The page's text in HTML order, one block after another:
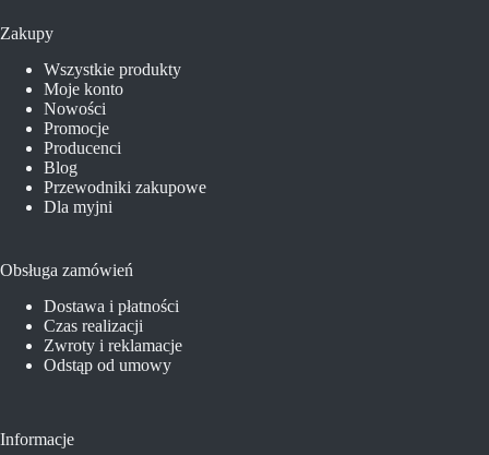
Zakupy
Wszystkie produkty
Moje konto
Nowości
Promocje
Producenci
Blog
Przewodniki zakupowe
Dla myjni
Obsługa zamówień
Dostawa i płatności
Czas realizacji
Zwroty i reklamacje
Odstąp od umowy
Informacje